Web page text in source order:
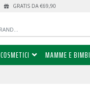
GRATIS DA €69,90
COSMETICI MAMME E BIMBI